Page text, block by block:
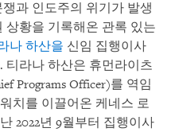
과 인도주의 위기가 발생
상황을 기록해온 관록 있는
나 하산을 신임 집행이사
티라나 하산은 휴먼라이츠
Programs Officer)를 역임
치를 이끌어온 케네스 로
2022년 9월부터 집행이사